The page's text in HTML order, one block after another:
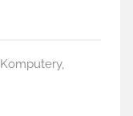
Komputery,